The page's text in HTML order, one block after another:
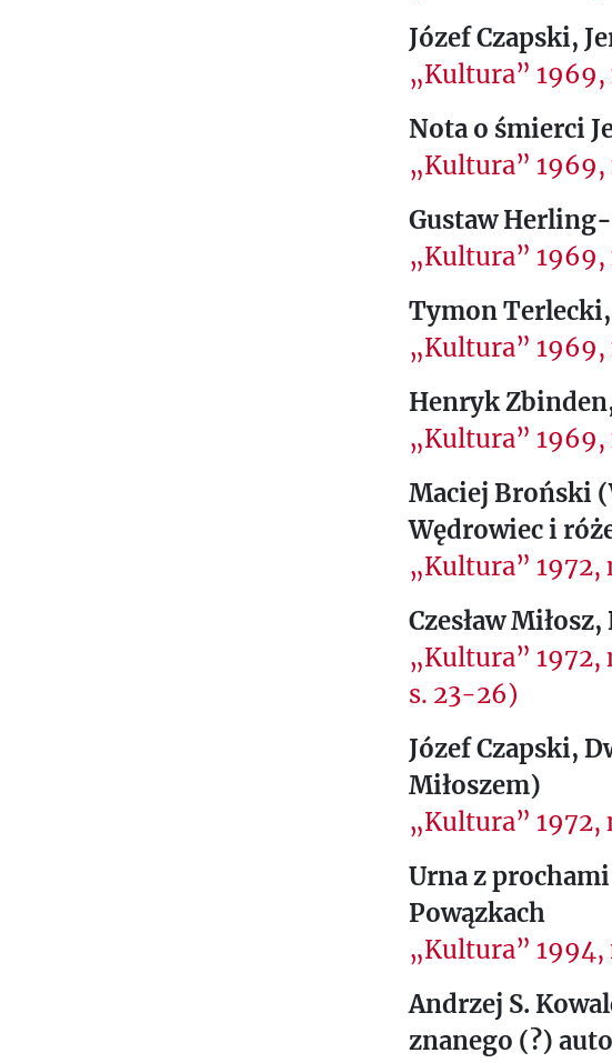
Józef Czapski,
„Kultura” 1969,
Nota o śmierci
„Kultura” 1969,
Gustaw
„Kultura” 1969,
Tymon Terlecki,
„Kultura” 1969,
Henryk
„Kultura” 1969,
Maciej Broński
Wędrowiec i
„Kultura”
Czesław
„Kultura” 1972,
s. 23-26)
Józef Czapski,
Miłoszem)
„Kultura” 1972,
Urna z
Powązkach
„Kultura” 1994,
Andrzej S.
znanego (?)